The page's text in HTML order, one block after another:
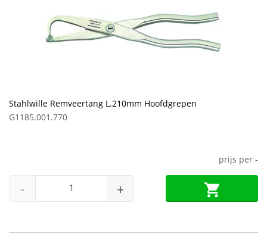
Stahlwille Remveertang L.210mm Hoofdgrepen
G1185.001.770
prijs per -
- +